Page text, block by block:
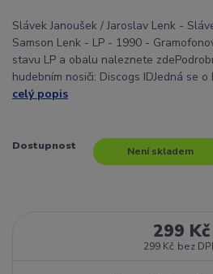
Slávek Janoušek / Jaroslav Lenk -
Samson Lenk - LP - 1990 -
stavu LP a obalu naleznete
hudebním nosiči: Discogs IDJedná se
celý popis
Dostupnost Není skladem
299 Kč
299 Kč bez